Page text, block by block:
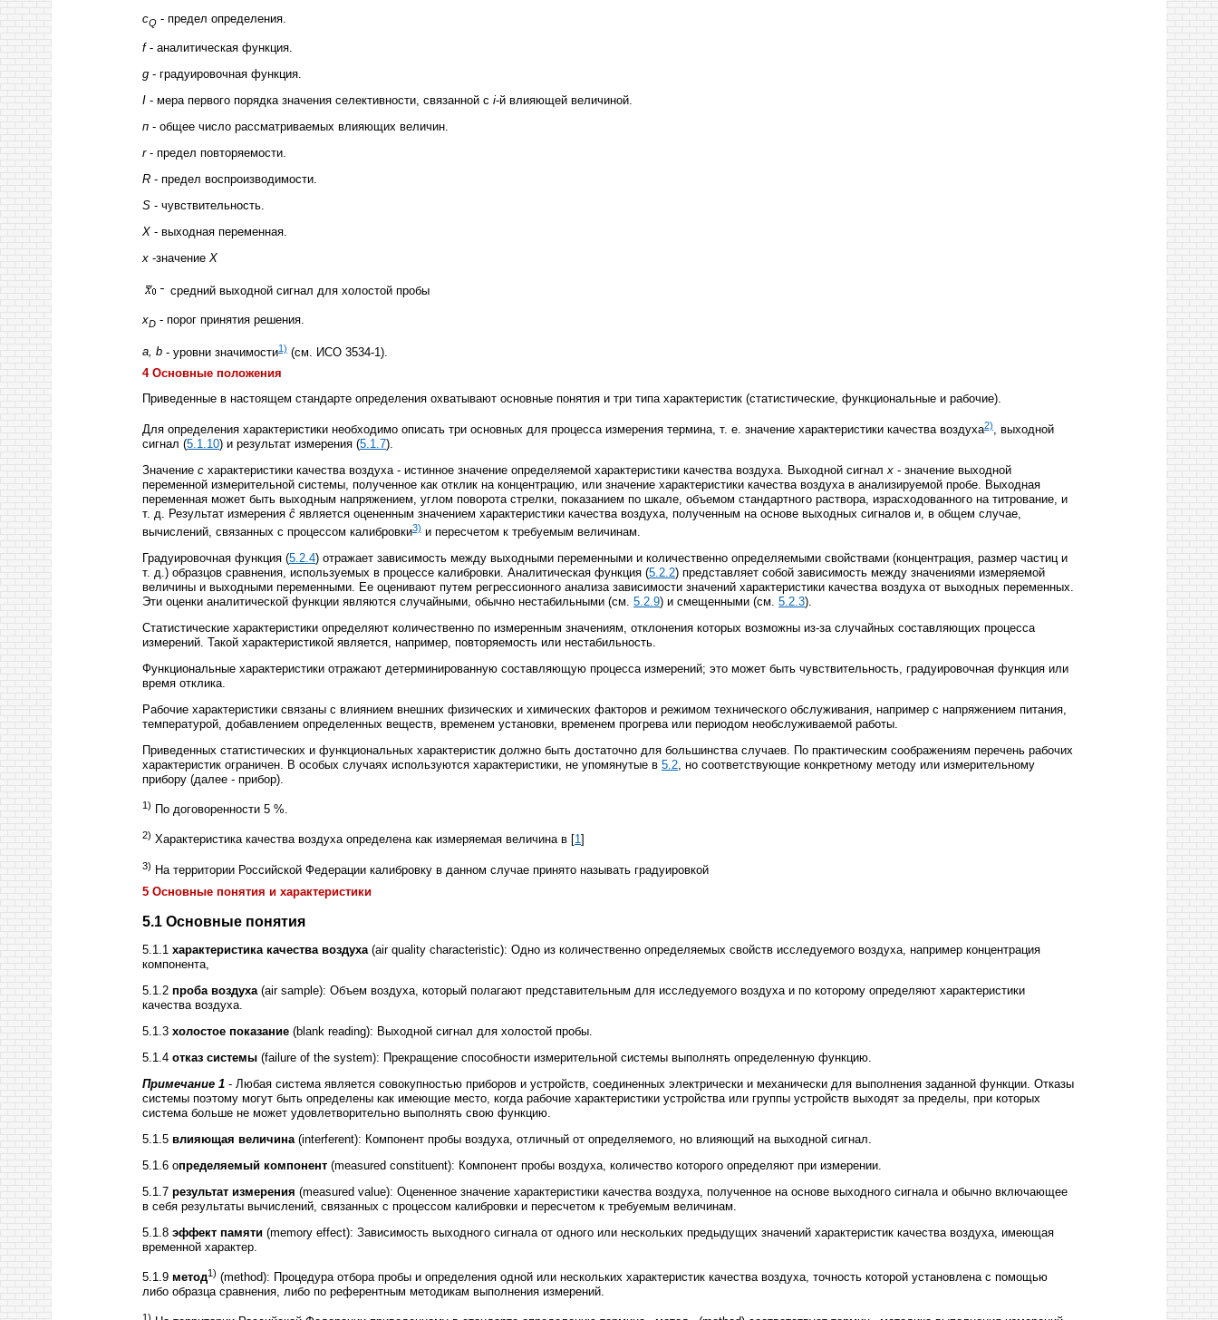
cQ - предел определения.
f - аналитическая функция.
g - градуировочная функция.
I - мера первого порядка значения селективности, связанной с i-й влияющей величиной.
п - общее число рассматриваемых влияющих величин.
r- предел повторяемости.
R - предел воспроизводимости.
S - чувствительность.
X - выходная переменная.
х -значение X
средний выходной сигнал для холостой пробы
xD - порог принятия решения.
a, b - уровни значимости1) (см. ИСО 3534-1).
4 Основные положения
Приведенные в настоящем стандарте определения охватывают основные понятия и три типа характеристик (статистические, функциональные и рабочие).
Для определения характеристики необходимо описать три основных для процесса измерения термина, т. е. значение характеристики качества воздуха2)
, выходной
сигнал (5.1.10) и результат измерения (5.1.7).
Значение с характеристики качества воздуха - истинное значение определяемой характеристики качества воздуха. Выходной сигнал х - значение выходной
переменной измерительной системы, полученное как отклик на концентрацию, или значение характеристики качества воздуха в анализируемой пробе. Выходная
переменная может быть выходным напряжением, углом поворота стрелки, показанием по шкале, объемом стандартного раствора, израсходованного на титрование, и
т. д. Результат измерения ĉ является оцененным значением характеристики качества воздуха, полученным на основе выходных сигналов и, в общем случае,
вычислений, связанных с процессом калибровки3) и пересчетом к требуемым величинам.
Градуировочная функция (5.2.4) отражает зависимость между выходными переменными и количественно определяемыми свойствами (концентрация, размер частиц и
т. д.) образцов сравнения, используемых в процессе калибровки. Аналитическая функция (5.2.2) представляет собой зависимость между значениями измеряемой
величины и выходными переменными. Ее оценивают путем регрессионного анализа зависимости значений характеристики качества воздуха от выходных переменных.
Эти оценки аналитической функции являются случайными, обычно нестабильными (см. 5.2.9) и смещенными (см. 5.2.3).
Статистические характеристики определяют количественно по измеренным значениям, отклонения которых возможны из-за случайных составляющих процесса
измерений. Такой характеристикой является, например, повторяемость или нестабильность.
Функциональные характеристики отражают детерминированную составляющую процесса измерений; это может быть чувствительность, градуировочная функция или
время отклика.
Рабочие характеристики связаны с влиянием внешних физических и химических факторов и режимом технического обслуживания, например с напряжением питания,
температурой, добавлением определенных веществ, временем установки, временем прогрева или периодом необслуживаемой работы.
Приведенных статистических и функциональных характеристик должно быть достаточно для большинства случаев. По практическим соображениям перечень рабочих
характеристик ограничен. В особых случаях используются характеристики, не упомянутые в 5.2, но соответствующие конкретному методу или измерительному
прибору (далее - прибор).
1) По договоренности 5 %.
2) Характеристика качества воздуха определена как измеряемая величина в [1]
3) На территории Российской Федерации калибровку в данном случае принято называть градуировкой
5 Основные понятия и характеристики
5.1 Основные понятия
5.1.1 характеристика качества воздуха (air quality characteristic): Одно из количественно определяемых свойств исследуемого воздуха, например концентрация
компонента,
5.1.2 проба воздуха (air sample): Объем воздуха, который полагают представительным для исследуемого воздуха и по которому определяют характеристики
качества воздуха.
5.1.3 холостое показание (blank reading): Выходной сигнал для холостой пробы.
5.1.4 отказ системы (failure of the system): Прекращение способности измерительной системы выполнять определенную функцию.
Примечание 1 - Любая система является совокупностью приборов и устройств, соединенных электрически и механически для выполнения заданной функции. Отказы
системы поэтому могут быть определены как имеющие место, когда рабочие характеристики устройства или группы устройств выходят за пределы, при которых
система больше не может удовлетворительно выполнять свою функцию.
5.1.5 влияющая величина (interferent): Компонент пробы воздуха, отличный от определяемого, но влияющий на выходной сигнал.
5.1.6 определяемый компонент (measured constituent): Компонент пробы воздуха, количество которого определяют при измерении.
5.1.7 результат измерения (measured value): Оцененное значение характеристики качества воздуха, полученное на основе выходного сигнала и обычно включающее
в себя результаты вычислений, связанных с процессом калибровки и пересчетом к требуемым величинам.
5.1.8 эффект памяти (memory effect): Зависимость выходного сигнала от одного или нескольких предыдущих значений характеристик качества воздуха, имеющая
временной характер.
5.1.9 метод1) (method): Процедура отбора пробы и определения одной или нескольких характеристик качества воздуха, точность которой установлена с помощью
либо образца сравнения, либо по референтным методикам выполнения измерений.
1)